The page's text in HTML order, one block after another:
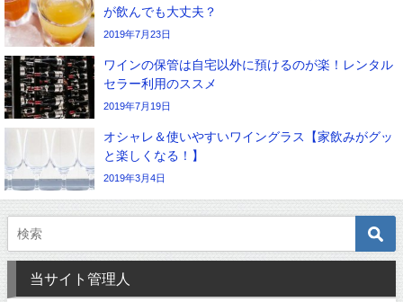
が飲んでも大丈夫？
2019年7月23日
ワインの保管は自宅以外に預けるのが楽！レンタル
セラー利用のススメ
2019年7月19日
オシャレ＆使いやすいワイングラス【家飲みがグッ
と楽しくなる！】
2019年3月4日
当サイト管理人